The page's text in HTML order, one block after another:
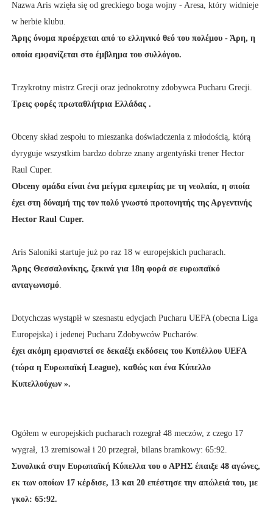
Nazwa Aris wzięła się od greckiego boga wojny - Aresa, który widnieje
w herbie klubu.
Άρης όνομα προέρχεται από το ελληνικό θεό του πολέμου - Άρη, η
οποία εμφανίζεται στο έμβλημα του συλλόγου.
Trzykrotny mistrz Grecji oraz jednokrotny zdobywca Pucharu Grecji.
Τρεις φορές πρωταθλήτρια Ελλάδας .
Obceny skład zespołu to mieszanka doświadczenia z młodością, którą
dyryguje wszystkim bardzo dobrze znany argentyński trener Hector
Raul Cuper.
Obceny ομάδα είναι ένα μείγμα εμπειρίας με τη νεολαία, η οποία
έχει στη δύναμή της τον πολύ γνωστό προπονητής της Αργεντινής
Hector Raul Cuper.
Aris Saloniki startuje już po raz 18 w europejskich pucharach.
Άρης Θεσσαλονίκης, ξεκινά για 18η φορά σε ευρωπαϊκό
ανταγωνισμό.
Dotychczas wystąpił w szesnastu edycjach Pucharu UEFA (obecna Liga
Europejska) i jedenej Pucharu Zdobywców Pucharów.
έχει ακόμη εμφανιστεί σε δεκαέξι εκδόσεις του Κυπέλλου UEFA
(τώρα η Ευρωπαϊκή League), καθώς και ένα Κύπελλο
Κυπελλούχων ».
Ogółem w europejskich pucharach rozegrał 48 meczów, z czego 17
wygrał, 13 zremisował i 20 przegrał, bilans bramkowy: 65:92.
Συνολικά στην Ευρωπαϊκή Κύπελλα του ο ΑΡΗΣ έπαιξε 48 αγώνες,
εκ των οποίων 17 κέρδισε, 13 και 20 επέστησε την απώλειά του, με
γκολ: 65:92.